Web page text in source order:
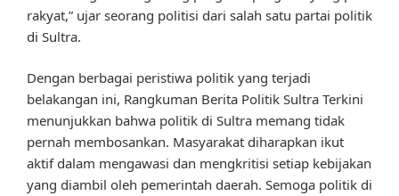
rakyat,” ujar seorang politisi dari salah satu partai politik
di Sultra.
Dengan berbagai peristiwa politik yang terjadi
belakangan ini, Rangkuman Berita Politik Sultra Terkini
menunjukkan bahwa politik di Sultra memang tidak
pernah membosankan. Masyarakat diharapkan ikut
aktif dalam mengawasi dan mengkritisi setiap kebijakan
yang diambil oleh pemerintah daerah. Semoga politik di